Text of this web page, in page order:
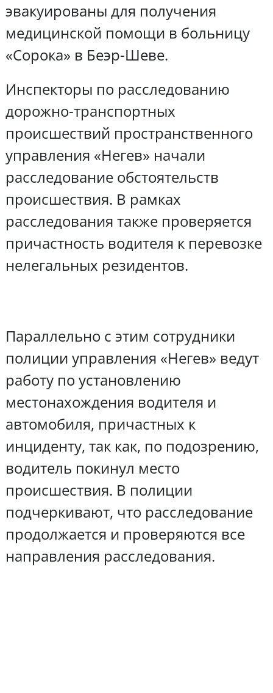
эвакуированы для получения
медицинской помощи в больницу
«Сорока» в Беэр-Шеве.
Инспекторы по расследованию
дорожно-транспортных
происшествий пространственного
управления «Негев» начали
расследование обстоятельств
происшествия. В рамках
расследования также проверяется
причастность водителя к перевозке
нелегальных резидентов.
Параллельно с этим сотрудники
полиции управления «Негев» ведут
работу по установлению
местонахождения водителя и
автомобиля, причастных к
инциденту, так как, по подозрению,
водитель покинул место
происшествия. В полиции
подчеркивают, что расследование
продолжается и проверяются все
направления расследования.